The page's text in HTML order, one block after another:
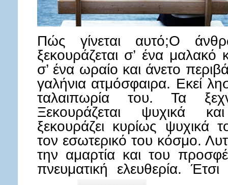
Πώς γίνεται αυτό;Ο
ξεκουράζεται σ’ ένα μαλακό
σ’ ένα ωραίο και άνετο
γαλήνια ατμόσφαιρα. Εκεί
ταλαιπωρία του. Τα
Ξεκουράζεται ψυχικά
ξεκουράζει κυρίως ψυχικά
τον εσωτερικό του κόσμο.
την αμαρτία και του
πνευματική ελευθερία.